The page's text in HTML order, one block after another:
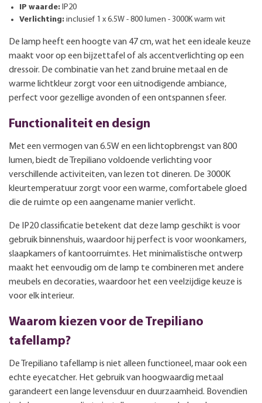
IP waarde: IP20
Verlichting: inclusief 1 x 6.5W - 800 lumen - 3000K warm wit
De lamp heeft een hoogte van 47 cm, wat het een ideale keuze
maakt voor op een bijzettafel of als accentverlichting op een
dressoir. De combinatie van het zand bruine metaal en de
warme lichtkleur zorgt voor een uitnodigende ambiance,
perfect voor gezellige avonden of een ontspannen sfeer.
Functionaliteit en design
Met een vermogen van 6.5W en een lichtopbrengst van 800
lumen, biedt de Trepiliano voldoende verlichting voor
verschillende activiteiten, van lezen tot dineren. De 3000K
kleurtemperatuur zorgt voor een warme, comfortabele gloed
die de ruimte op een aangename manier verlicht.
De IP20 classificatie betekent dat deze lamp geschikt is voor
gebruik binnenshuis, waardoor hij perfect is voor woonkamers,
slaapkamers of kantoorruimtes. Het minimalistische ontwerp
maakt het eenvoudig om de lamp te combineren met andere
meubels en decoraties, waardoor het een veelzijdige keuze is
voor elk interieur.
Waarom kiezen voor de Trepiliano
tafellamp?
De Trepiliano tafellamp is niet alleen functioneel, maar ook een
echte eyecatcher. Het gebruik van hoogwaardig metaal
garandeert een lange levensduur en duurzaamheid. Bovendien